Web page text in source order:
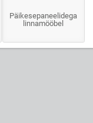
Päikesepaneelidega
linnamööbel